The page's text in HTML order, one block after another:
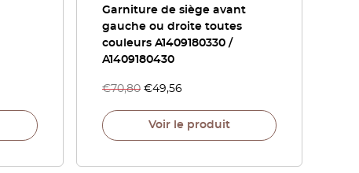
Garniture de siège avant
gauche ou droite toutes
couleurs A1409180330 /
A1409180430
€70,80 €49,56
Voir le produit